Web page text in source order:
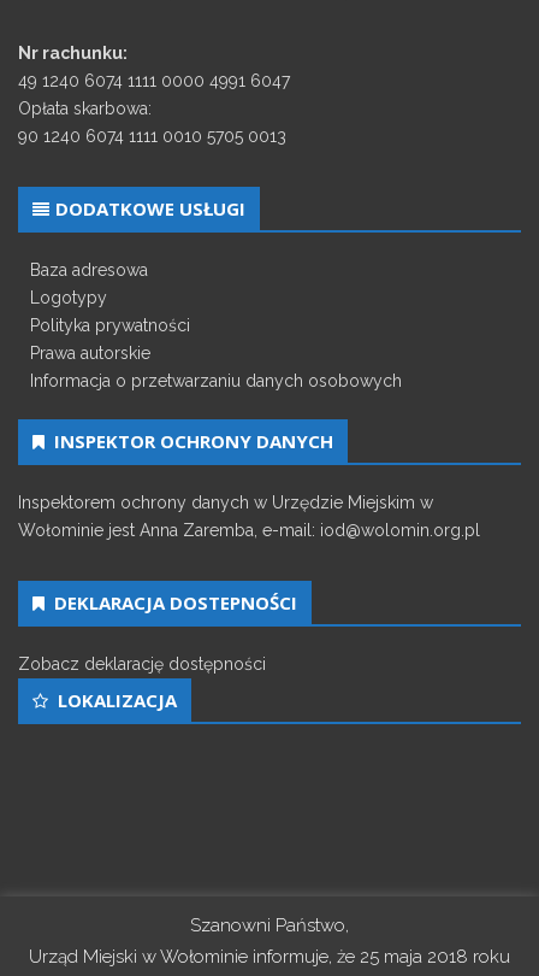
Nr rachunku:
49 1240 6074 1111 0000 4991 6047
Opłata skarbowa:
90 1240 6074 1111 0010 5705 0013
DODATKOWE USŁUGI
Baza adresowa
Logotypy
Polityka prywatności
Prawa autorskie
Informacja o przetwarzaniu danych osobowych
INSPEKTOR OCHRONY DANYCH
Inspektorem ochrony danych w Urzędzie Miejskim w
Wołominie jest Anna Zaremba, e-mail: iod@wolomin.org.pl
DEKLARACJA DOSTEPNOŚCI
Zobacz deklarację dostępności
LOKALIZACJA
Szanowni Państwo,
Urząd Miejski w Wołominie informuje, że 25 maja 2018 roku